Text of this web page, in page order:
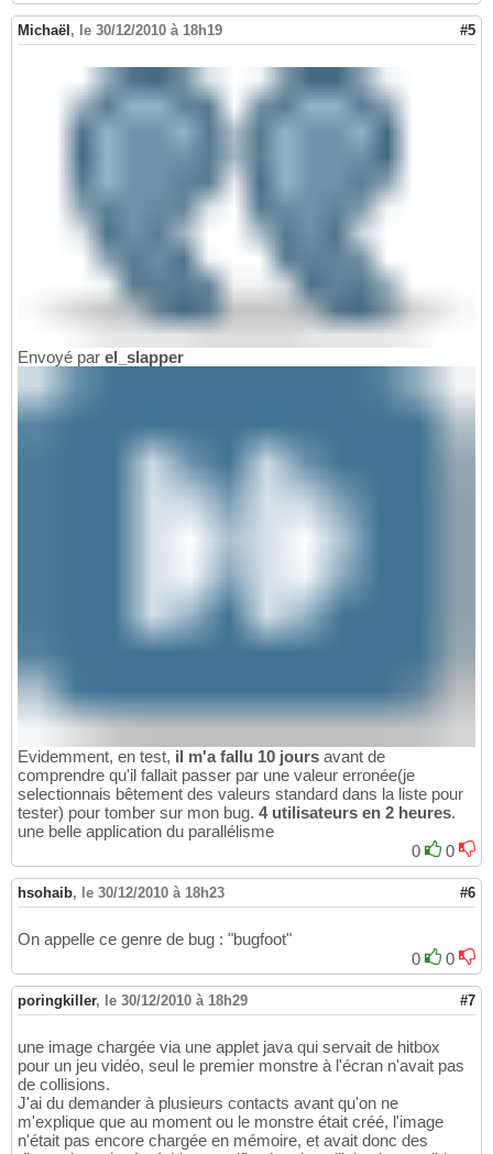
Michaël , le 30/12/2010 à 18h19 #5
Envoyé par el_slapper
Evidemment, en test, il m'a fallu 10 jours avant de
comprendre qu'il fallait passer par une valeur erronée(je
selectionnais bêtement des valeurs standard dans la liste pour
tester) pour tomber sur mon bug. 4 utilisateurs en 2 heures.
une belle application du parallélisme
0
0
hsohaib, le 30/12/2010 à 18h23 #6
On appelle ce genre de bug : "bugfoot"
0
0
poringkiller, le 30/12/2010 à 18h29 #7
une image chargée via une applet java qui servait de hitbox
pour un jeu vidéo, seul le premier monstre à l'écran n'avait pas
de collisions.
J'ai du demander à plusieurs contacts avant qu'on ne
m'explique que au moment ou le monstre était créé, l'image
n'était pas encore chargée en mémoire, et avait donc des